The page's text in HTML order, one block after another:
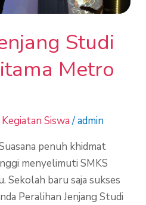
Studi
Metro
Kegiatan Siswa/admin
penuh khidmat
menyelimuti SMKS
Sekolah baru saja sukses
Peralihan Jenjang Studi